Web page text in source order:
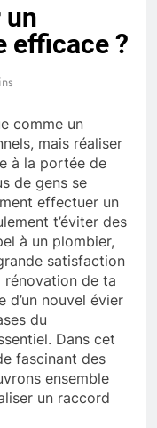
un
efficace ?
comme un
mais réaliser
à la portée de
de gens se
effectuer un
t’éviter des
à un plombier,
satisfaction
rénovation de ta
d’un nouvel évier
du
Dans cet
fascinant des
ensemble
un raccord